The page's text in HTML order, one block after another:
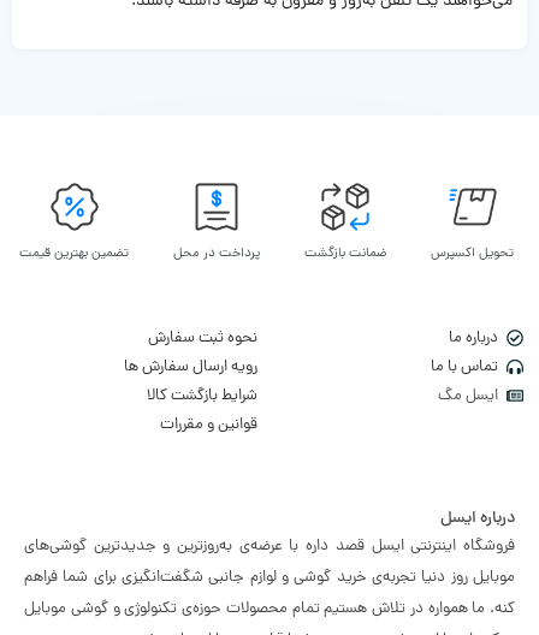
تحویل اکسپرس ضمانت بازگشت پرداخت در محل تضمین بهترین قیمت
درباره ما
تماس با ما
ایسل مگ
نحوه ثبت سفارش
رویه ارسال سفارش ها
شرایط بازگشت کالا
قوانین و مقررات
درباره ایسل
فروشگاه اینترنتی ایسل قصد داره با عرضه‌ی به‌روزترین و جدیدترین گوشی‌های
موبایل روز دنیا تجربه‌ی خرید گوشی و لوازم جانبی شگفت‌انگیزی برای شما فراهم
کنه. ما همواره در تلاش هستیم تمام محصولات حوزه‌ی تکنولوژی و گوشی موبایل